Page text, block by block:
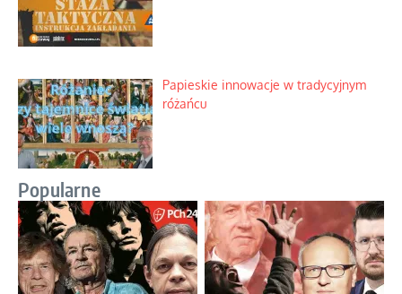
Papieskie innowacje w tradycyjnym
różańcu
Popularne